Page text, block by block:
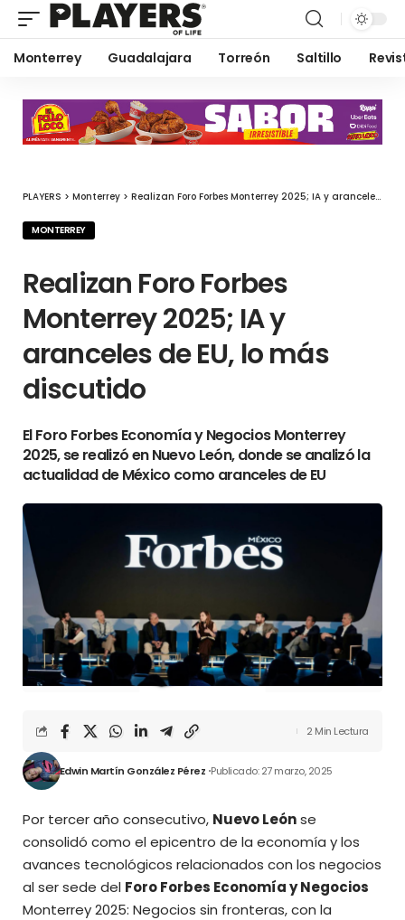
Monterrey Guadalajara Torreón Saltillo
PLAYERS > Monterrey > Realizan Foro Forbes Monterrey 2025; IA y aranceles de EU, lo más discutido
MONTERREY
Realizan Foro Forbes
Monterrey 2025; IA y
aranceles de EU, lo más
discutido
El Foro Forbes Economía y Negocios Monterrey
2025, se realizó en Nuevo León, donde se analizó la
actualidad de México como aranceles de EU
Edwin Martín González Pérez Publicado: 27 marzo, 2025
2 Min Lectura
Por tercer año consecutivo, Nuevo Leónse
consolidó como el epicentro de la economía y los
avances tecnológicos relacionados con los negocios
al ser sede del Foro Forbes Economía y Negocios
Monterrey 2025: Negocios sin fronteras, con la